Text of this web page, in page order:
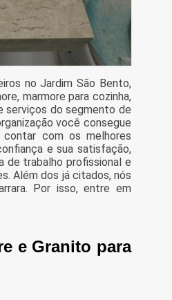
no Jardim São Bento,
marmore para cozinha,
serviços do segmento de
você consegue
com os melhores
e sua satisfação,
de trabalho profissional e
Além dos já citados, nós
Por isso, entre em
e Granito para